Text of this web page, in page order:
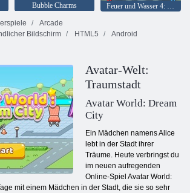
Bubble Charms
Feuer und Wasser 4: Kristalltempel
Arcade
Bildschirm
HTML5
Android
Avatar-Welt:
Traumstadt
Avatar World: Dream
City
Ein Mädchen namens Alice
lebt in der Stadt ihrer
Träume. Heute verbringst du
im neuen aufregenden
Online-Spiel Avatar World:
mit einem Mädchen in der Stadt, die sie so sehr